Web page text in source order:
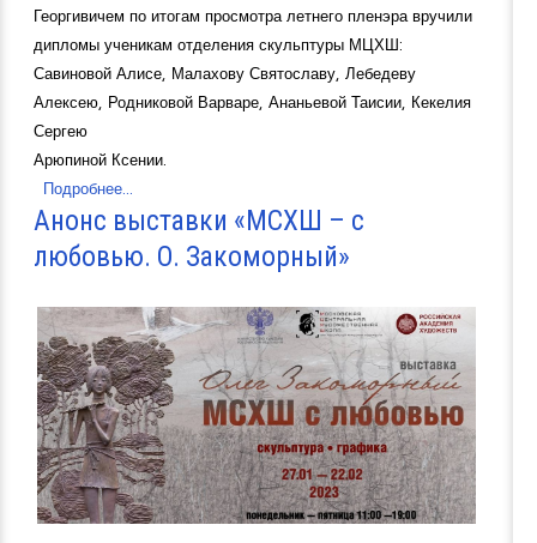
Георгивичем по итогам просмотра летнего пленэра вручили
дипломы ученикам отделения скульптуры МЦХШ:
Савиновой Алисе, Малахову Святославу, Лебедеву
Алексею, Родниковой Варваре, Ананьевой Таисии, Кекелия
Сергею
Арюпиной Ксении.
Подробнее...
Анонс выставки «МСХШ – с
любовью. О. Закоморный»